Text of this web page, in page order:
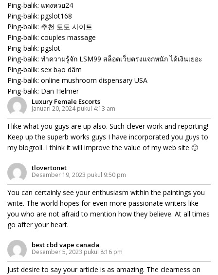
Ping-balik: แทงหวย24
Ping-balik: pgslot168
Ping-balik: 추천 토토 사이트
Ping-balik: couples massage
Ping-balik: pgslot
Ping-balik: ทำความรู้จัก LSM99 สล็อตเว็บตรงแจกหนัก ได้เงินเยอะ
Ping-balik: sex bạo dâm
Ping-balik: online mushroom dispensary USA
Ping-balik: Dan Helmer
Luxury Female Escorts
Januari 20, 2024 pukul 4:13 am
I like what you guys are up also. Such clever work and reporting!
Keep up the superb works guys I have incorporated you guys to
my blogroll. I think it will improve the value of my web site 🙂
tlovertonet
Desember 19, 2023 pukul 9:50 pm
You can certainly see your enthusiasm within the paintings you
write. The world hopes for even more passionate writers like
you who are not afraid to mention how they believe. At all times
go after your heart.
best cbd vape canada
Desember 5, 2023 pukul 8:16 pm
Just desire to say your article is as amazing. The clearness on